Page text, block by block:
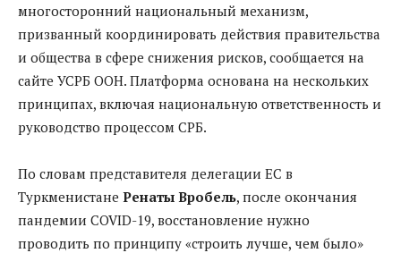
многосторонний национальный механизм,
призванный координировать действия правительства
и общества в сфере снижения рисков, сообщается на
сайте УСРБ ООН. Платформа основана на нескольких
принципах, включая национальную ответственность и
руководство процессом СРБ.
По словам представителя делегации ЕС в
Туркменистане Ренаты Вробель, после окончания
пандемии COVID-19, восстановление нужно
проводить по принципу «строить лучше, чем было»